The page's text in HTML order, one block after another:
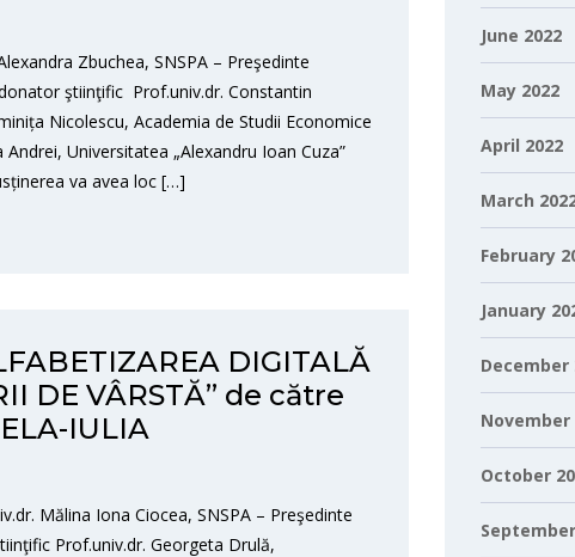
Zbuchea, SNSPA – Preşedinte
ştiinţific Prof.univ.dr. Constantin
Nicolescu, Academia de Studii Economice
Universitatea „Alexandru Ioan Cuza”
va avea loc […]
DIGITALĂ
DE VÂRSTĂ” de către
IULIA
Mălina Iona Ciocea, SNSPA – Preşedinte
Prof.univ.dr. Georgeta Drulă,
June 2022
May 2022
April 2022
March
February
January
December
November
October